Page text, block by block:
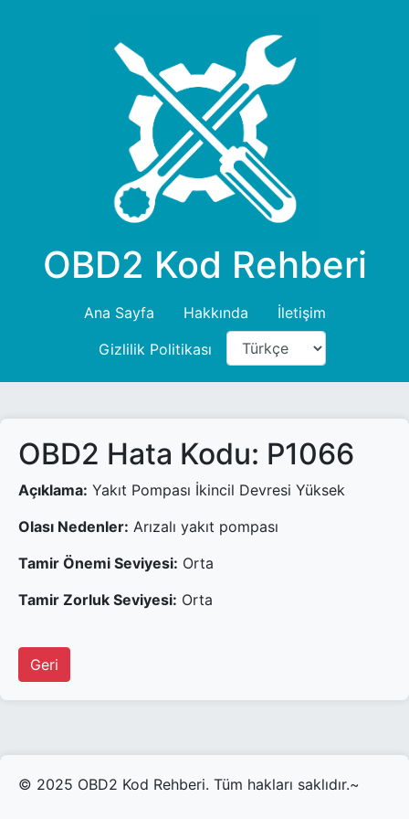
OBD2 Kod Rehberi
Ana Sayfa Hakkında
İletişim
Gizlilik Politikası
OBD2 Hata Kodu: P1066
Açıklama: Yakıt Pompası İkincil Devresi Yüksek
Olası Nedenler: Arızalı yakıt pompası
Tamir Önemi Seviyesi: Orta
Tamir Zorluk Seviyesi: Orta
Geri
© 2025 OBD2 Kod Rehberi. Tüm hakları saklıdır.~